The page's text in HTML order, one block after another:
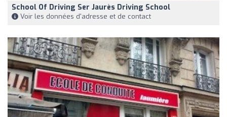
School Of Driving Ser Jaurès Driving School
Voir les données d'adresse et de contact